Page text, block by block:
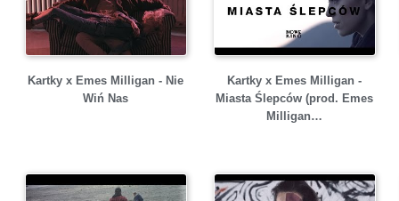
Kartky x Emes Milligan - Nie
Wiń Nas
Kartky x Emes Milligan -
Miasta Ślepców (prod. Emes
Milligan…